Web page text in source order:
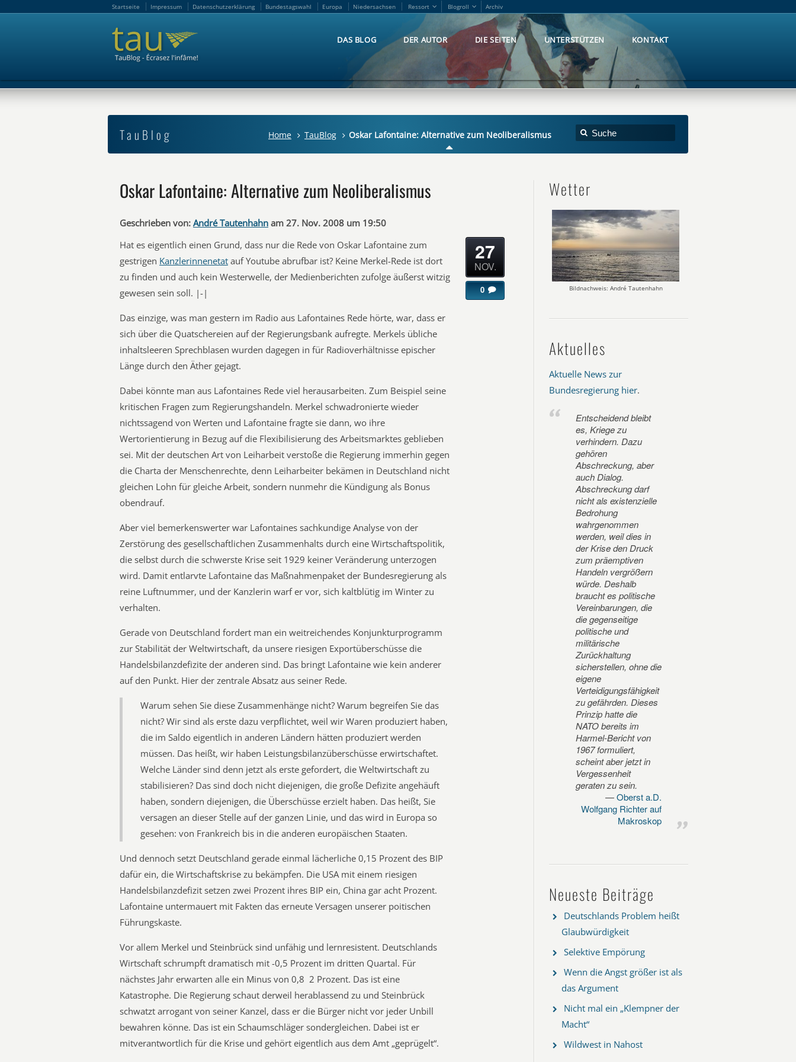
Startseite Impressum Datenschutzerklärung Bundestagswahl Europa Niedersachsen Ressort Blogroll Archiv
DAS BLOG DER AUTOR DIE SEITEN UNTERSTÜTZEN KONTAKT
TauBlog Home TauBlog Oskar Lafontaine: Alternative zum Neoliberalismus
Oskar Lafontaine: Alternative zum Neoliberalismus
Geschrieben von: André Tautenhahn am 27. Nov. 2008 um 19:50
Hat es eigentlich einen Grund, dass nur die Rede von Oskar Lafontaine zum
gestrigen Kanzlerinnenetat auf Youtube abrufbar ist? Keine Merkel-Rede ist dort
zu finden und auch kein Westerwelle, der Medienberichten zufolge äußerst witzig
gewesen sein soll. |-|
Das einzige, was man gestern im Radio aus Lafontaines Rede hörte, war, dass er
sich über die Quatschereien auf der Regierungsbank aufregte. Merkels übliche
inhaltsleeren Sprechblasen wurden dagegen in für Radioverhältnisse epischer
Länge durch den Äther gejagt.
Dabei könnte man aus Lafontaines Rede viel herausarbeiten. Zum Beispiel seine
kritischen Fragen zum Regierungshandeln. Merkel schwadronierte wieder
nichtssagend von Werten und Lafontaine fragte sie dann, wo ihre
Wertorientierung in Bezug auf die Flexibilisierung des Arbeitsmarktes geblieben
sei. Mit der deutschen Art von Leiharbeit verstoße die Regierung immerhin gegen
die Charta der Menschenrechte, denn Leiharbeiter bekämen in Deutschland nicht
gleichen Lohn für gleiche Arbeit, sondern nunmehr die Kündigung als Bonus
obendrauf.
Aber viel bemerkenswerter war Lafontaines sachkundige Analyse von der
Zerstörung des gesellschaftlichen Zusammenhalts durch eine Wirtschaftspolitik,
die selbst durch die schwerste Krise seit 1929 keiner Veränderung unterzogen
wird. Damit entlarvte Lafontaine das Maßnahmenpaket der Bundesregierung als
reine Luftnummer, und der Kanzlerin warf er vor, sich kaltblütig im Winter zu
verhalten.
Gerade von Deutschland fordert man ein weitreichendes Konjunkturprogramm
zur Stabilität der Weltwirtschaft, da unsere riesigen Exportüberschüsse die
Handelsbilanzdefizite der anderen sind. Das bringt Lafontaine wie kein anderer
auf den Punkt. Hier der zentrale Absatz aus seiner Rede.
Warum sehen Sie diese Zusammenhänge nicht? Warum begreifen Sie das
nicht? Wir sind als erste dazu verpflichtet, weil wir Waren produziert haben,
die im Saldo eigentlich in anderen Ländern hätten produziert werden
müssen. Das heißt, wir haben Leistungsbilanzüberschüsse erwirtschaftet.
Welche Länder sind denn jetzt als erste gefordert, die Weltwirtschaft zu
stabilisieren? Das sind doch nicht diejenigen, die große Defizite angehäuft
haben, sondern diejenigen, die Überschüsse erzielt haben. Das heißt, Sie
versagen an dieser Stelle auf der ganzen Linie, und das wird in Europa so
gesehen: von Frankreich bis in die anderen europäischen Staaten.
Und dennoch setzt Deutschland gerade einmal lächerliche 0,15 Prozent des BIP
dafür ein, die Wirtschaftskrise zu bekämpfen. Die USA mit einem riesigen
Handelsbilanzdefizit setzen zwei Prozent ihres BIP ein, China gar acht Prozent.
Lafontaine untermauert mit Fakten das erneute Versagen unserer poitischen
Führungskaste.
Vor allem Merkel und Steinbrück sind unfähig und lernresistent. Deutschlands
Wirtschaft schrumpft dramatisch mit -0,5 Prozent im dritten Quartal. Für
nächstes Jahr erwarten alle ein Minus von 0,8  2 Prozent. Das ist eine
Katastrophe. Die Regierung schaut derweil herablassend zu und Steinbrück
schwatzt arrogant von seiner Kanzel, dass er die Bürger nicht vor jeder Unbill
bewahren könne. Das ist ein Schaumschläger sondergleichen. Dabei ist er
mitverantwortlich für die Krise und gehört eigentlich aus dem Amt „geprügelt“.
27
NOV.
0
Wetter
Bildnachweis: André Tautenhahn
Aktuelles
Aktuelle News zur
Bundesregierung hier.
Entscheidend bleibt
es, Kriege zu
verhindern. Dazu
gehören
Abschreckung, aber
auch Dialog.
Abschreckung darf
nicht als existenzielle
Bedrohung
wahrgenommen
werden, weil dies in
der Krise den Druck
zum präemptiven
Handeln vergrößern
würde. Deshalb
braucht es politische
Vereinbarungen, die
die gegenseitige
politische und
militärische
Zurückhaltung
sicherstellen, ohne die
eigene
Verteidigungsfähigkeit
zu gefährden. Dieses
Prinzip hatte die
NATO bereits im
Harmel-Bericht von
1967 formuliert,
scheint aber jetzt in
Vergessenheit
geraten zu sein.
Oberst a.D.
Wolfgang Richter auf
Makroskop
Neueste Beiträge
Deutschlands Problem heißt
Glaubwürdigkeit
Selektive Empörung
Wenn die Angst größer ist als
das Argument
Nicht mal ein „Klempner der
Macht“
Wildwest in Nahost
Startseite Impressum Datenschutzerklärung Bundestagswahl Europa Niedersachsen Ressort Blogroll Archiv
DAS BLOG DER AUTOR DIE SEITEN UNTERSTÜTZEN KONTAKT